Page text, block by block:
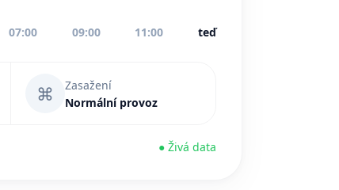
07:00 09:00 11:00 teď
⌘
Zasažení
Normální provoz
● Živá data